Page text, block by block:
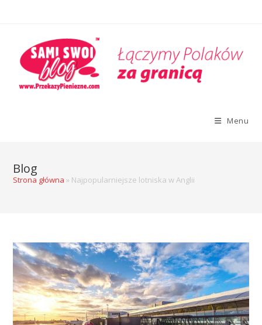
Menu
Blog
Strona główna » Najpopularniejsze lotniska w Anglii